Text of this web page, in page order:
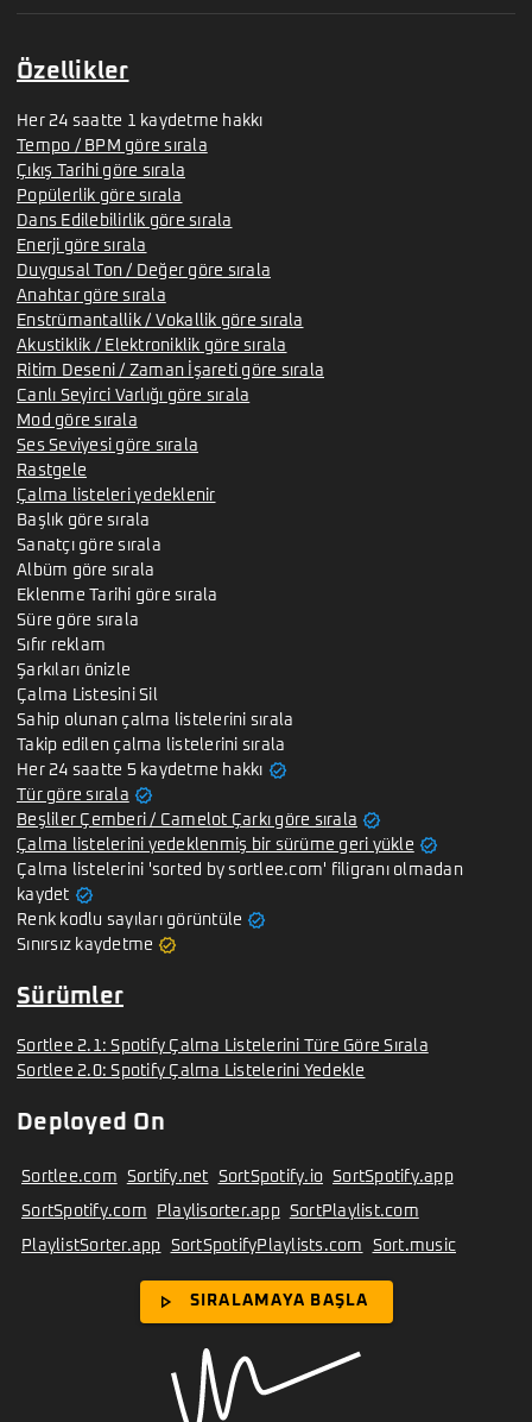
Özellikler
Her 24 saatte 1 kaydetme hakkı
Tempo / BPM göre sırala
Çıkış Tarihi göre sırala
Popülerlik göre sırala
Dans Edilebilirlik göre sırala
Enerji göre sırala
Duygusal Ton / Değer göre sırala
Anahtar göre sırala
Enstrümantallik / Vokallik göre sırala
Akustiklik / Elektroniklik göre sırala
Ritim Deseni / Zaman İşareti göre sırala
Canlı Seyirci Varlığı göre sırala
Mod göre sırala
Ses Seviyesi göre sırala
Rastgele
Çalma listeleri yedeklenir
Başlık göre sırala
Sanatçı göre sırala
Albüm göre sırala
Eklenme Tarihi göre sırala
Süre göre sırala
Sıfır reklam
Şarkıları önizle
Çalma Listesini Sil
Sahip olunan çalma listelerini sırala
Takip edilen çalma listelerini sırala
Her 24 saatte 5 kaydetme hakkı verified
Tür göre sırala verified
Beşliler Çemberi / Camelot Çarkı göre sırala verified
Çalma listelerini yedeklenmiş bir sürüme geri yükle verified
Çalma listelerini 'sorted by sortlee.com' filigranı olmadan
kaydet verified
Renk kodlu sayıları görüntüle verified
Sınırsız kaydetme verified
Sürümler
Sortlee 2.1: Spotify Çalma Listelerini Türe Göre Sırala
Sortlee 2.0: Spotify Çalma Listelerini Yedekle
Deployed On
Sortlee.com Sortify.net SortSpotify.io SortSpotify.app
SortSpotify.com Playlisorter.app SortPlaylist.com
PlaylistSorter.app SortSpotifyPlaylists.com Sort.music
play_arrow SIRALAMAYA BAŞLA